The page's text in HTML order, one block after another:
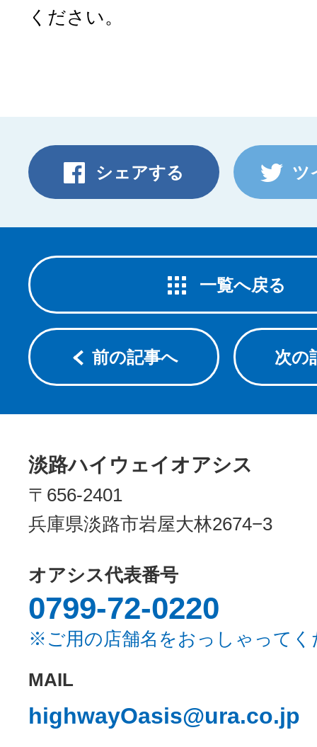
ください。
シェアする ツ
一覧へ戻る
前の記事へ 次の
淡路ハイウェイオアシス
〒656-2401
兵庫県淡路市岩屋大林2674−3
オアシス代表番号
0799-72-0220
※ご用の店舗名をおっしゃってく
MAIL
highwayOasis@ura.co.jp